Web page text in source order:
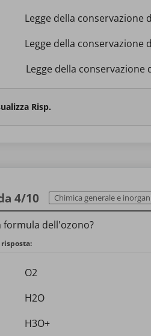
legge della
legge della conservazione
legge della conservazione
Risp.
4/10 Chimica generale e
formula dell'ozono?
O2
H2O
H3O+